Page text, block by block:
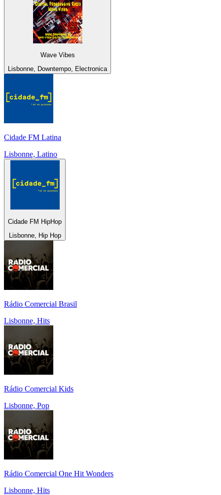
Wave Vibes
Lisbonne, Downtempo, Electronica
Cidade FM Latina
Lisbonne, Latino
Cidade FM HipHop
Lisbonne, Hip Hop
Rádio Comercial Brasil
Lisbonne, Hits
Rádio Comercial Kids
Lisbonne, Pop
Rádio Comercial One Hit Wonders
Lisbonne, Hits